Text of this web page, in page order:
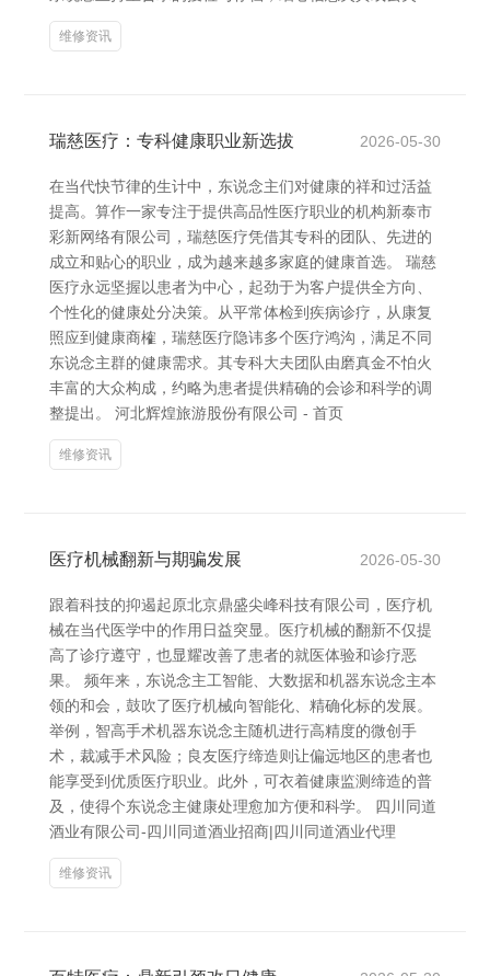
维修资讯
瑞慈医疗：专科健康职业新选拔 2026-05-30
在当代快节律的生计中，东说念主们对健康的祥和过活益
提高。算作一家专注于提供高品性医疗职业的机构新泰市
彩新网络有限公司，瑞慈医疗凭借其专科的团队、先进的
成立和贴心的职业，成为越来越多家庭的健康首选。 瑞慈
医疗永远坚握以患者为中心，起劲于为客户提供全方向、
个性化的健康处分决策。从平常体检到疾病诊疗，从康复
照应到健康商榷，瑞慈医疗隐讳多个医疗鸿沟，满足不同
东说念主群的健康需求。其专科大夫团队由磨真金不怕火
丰富的大众构成，约略为患者提供精确的会诊和科学的调
整提出。 河北辉煌旅游股份有限公司 - 首页
维修资讯
医疗机械翻新与期骗发展 2026-05-30
跟着科技的抑遏起原北京鼎盛尖峰科技有限公司，医疗机
械在当代医学中的作用日益突显。医疗机械的翻新不仅提
高了诊疗遵守，也显耀改善了患者的就医体验和诊疗恶
果。 频年来，东说念主工智能、大数据和机器东说念主本
领的和会，鼓吹了医疗机械向智能化、精确化标的发展。
举例，智高手术机器东说念主随机进行高精度的微创手
术，裁减手术风险；良友医疗缔造则让偏远地区的患者也
能享受到优质医疗职业。此外，可衣着健康监测缔造的普
及，使得个东说念主健康处理愈加方便和科学。 四川同道
酒业有限公司-四川同道酒业招商|四川同道酒业代理
维修资讯